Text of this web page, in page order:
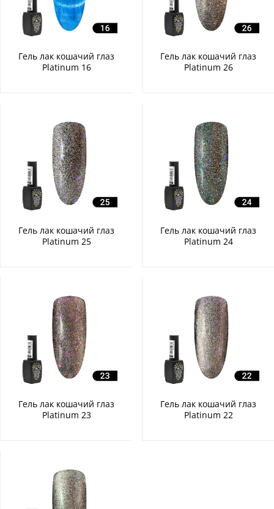
Гель лак кошачий глаз
Platinum 16
Гель лак кошачий глаз
Platinum 26
Гель лак кошачий глаз
Platinum 25
Гель лак кошачий глаз
Platinum 24
Гель лак кошачий глаз
Platinum 23
Гель лак кошачий глаз
Platinum 22